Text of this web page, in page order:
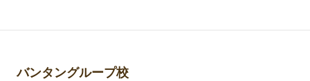
バンタングループ校